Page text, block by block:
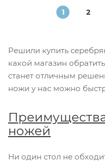
1 2
Решили купить
какой магазин
станет отличным
ножи у нас можно
ножей
Ни один стол не